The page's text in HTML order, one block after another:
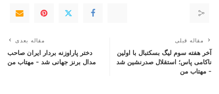
مقاله قبلی
آخر هفته سوم لیگ بسکتبال با اولین
ناکامی پاس؛ استقلال صدرنشین شد
– مهتاب من
مقاله بعدی
دختر پاراوزنه بردار ایران صاحب
مدال برنز جهانی شد – مهتاب من